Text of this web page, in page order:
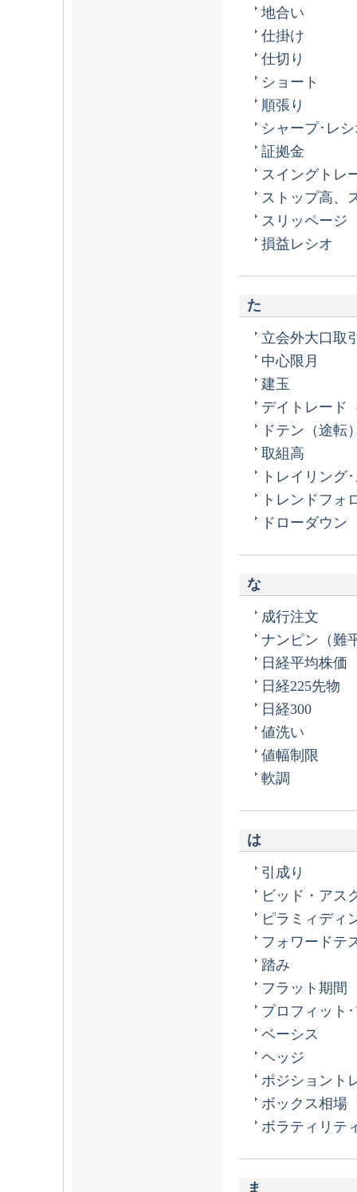
地合い
仕掛け
仕切り
ショート
順張り
シャープ･レ
証拠金
スイングトレ
ストップ高、
スリッページ
損益レシオ
た
立会外大口取
中心限月
建玉
デイトレード
ドテン（途転
取組高
トレイリング
トレンドフォ
ドローダウン
な
成行注文
ナンピン（難
日経平均株価
日経225先物
日経300
値洗い
値幅制限
軟調
は
引成り
ビッド・アス
ピラミィディ
フォワードテ
踏み
フラット期間
プロフィット
ベーシス
ヘッジ
ポジショント
ボックス相場
ボラティリテ
ま